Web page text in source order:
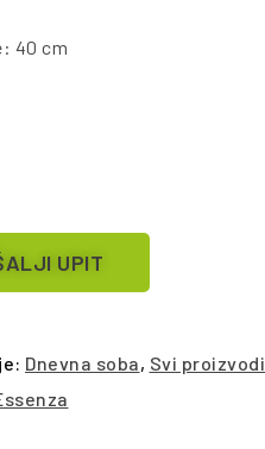
40 cm
UPIT
Dnevna soba, Svi proizvodi